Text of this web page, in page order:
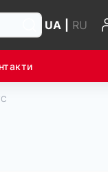
UA RU